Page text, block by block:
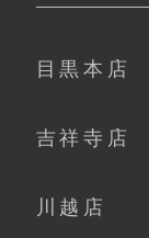
目黒本店
吉祥寺店
川越店